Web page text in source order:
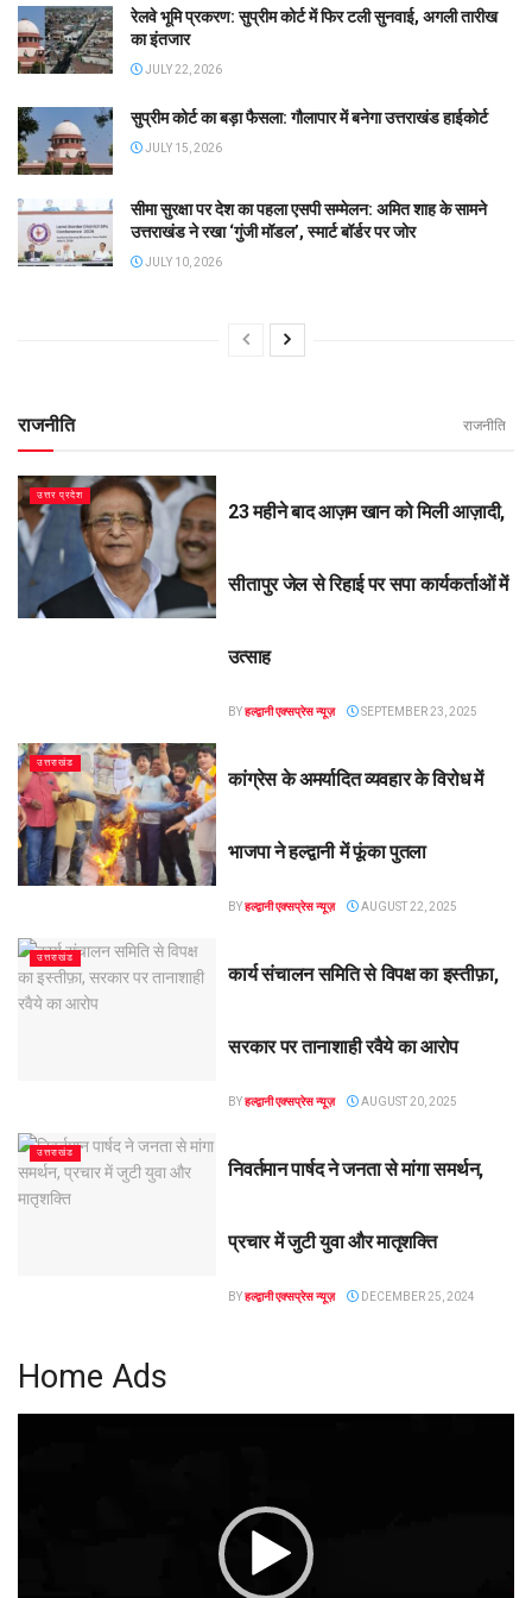
रेलवे भूमि प्रकरण: सुप्रीम कोर्ट में फिर टली सुनवाई, अगली तारीख
का इंतजार
JULY 22, 2026
सुप्रीम कोर्ट का बड़ा फैसला: गौलापार में बनेगा उत्तराखंड हाईकोर्ट
JULY 15, 2026
सीमा सुरक्षा पर देश का पहला एसपी सम्मेलन: अमित शाह के सामने
उत्तराखंड ने रखा ‘गुंजी मॉडल’, स्मार्ट बॉर्डर पर जोर
JULY 10, 2026
राजनीति राजनीति
उत्तर प्रदेश
23 महीने बाद आज़म खान को मिली आज़ादी,
सीतापुर जेल से रिहाई पर सपा कार्यकर्ताओं में
उत्साह
BYहल्द्वानी एक्सप्रेस न्यूज़ SEPTEMBER 23, 2025
उत्तराखंड
कांग्रेस के अमर्यादित व्यवहार के विरोध में
भाजपा ने हल्द्वानी में फूंका पुतला
BYहल्द्वानी एक्सप्रेस न्यूज़ AUGUST 22, 2025
उत्तराखंड
कार्य संचालन समिति से विपक्ष का इस्तीफ़ा,
सरकार पर तानाशाही रवैये का आरोप
BYहल्द्वानी एक्सप्रेस न्यूज़ AUGUST 20, 2025
उत्तराखंड
निवर्तमान पार्षद ने जनता से मांगा समर्थन,
प्रचार में जुटी युवा और मातृशक्ति
BYहल्द्वानी एक्सप्रेस न्यूज़ DECEMBER 25, 2024
Home Ads